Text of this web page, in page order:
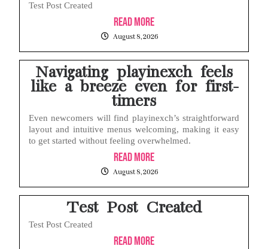
Test Post Created
Read More
August 8, 2026
Navigating playinexch feels
like a breeze even for first-
timers
Even newcomers will find playinexch’s straightforward
layout and intuitive menus welcoming, making it easy
to get started without feeling overwhelmed.
Read More
August 8, 2026
Test Post Created
Test Post Created
Read More